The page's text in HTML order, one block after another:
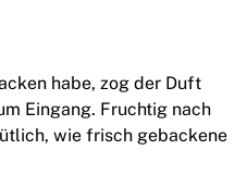
habe, zog der Duft
Eingang. Fruchtig nach
wie frisch gebackene